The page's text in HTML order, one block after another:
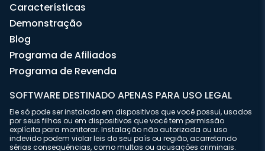
Características
Demonstração
Blog
Programa de Afiliados
Programa de Revenda
SOFTWARE DESTINADO APENAS PARA USO LEGAL
Ele só pode ser instalado em dispositivos que você possui, usados
por seus filhos ou em dispositivos que você tem permissão
explícita para monitorar. Instalação não autorizada ou uso
indevido podem violar leis do seu país ou região, acarretando
sérias consequências, como multas ou acusações criminais.